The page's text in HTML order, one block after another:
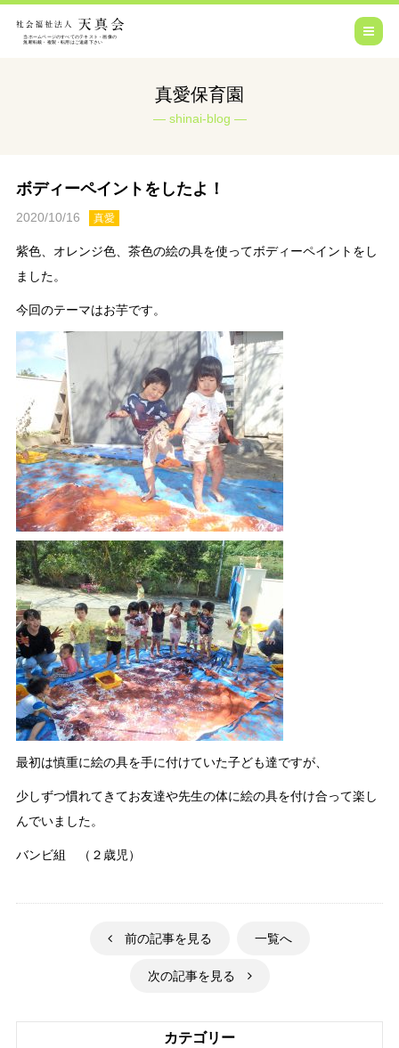
真愛保育園
shinai-blog
ボディーペイントをしたよ！
2020/10/16 真愛
紫色、オレンジ色、茶色の絵の具を使ってボディーペイントをし
ました。
今回のテーマはお芋です。
最初は慎重に絵の具を手に付けていた子ども達ですが、
少しずつ慣れてきてお友達や先生の体に絵の具を付け合って楽し
んでいました。
バンビ組 （２歳児）
前の記事を見る 一覧へ
次の記事を見る
カテゴリー